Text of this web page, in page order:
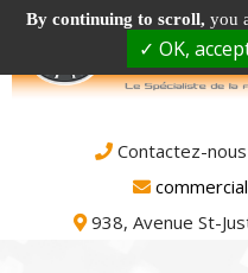
Contactez-nous
938, Avenue St-
By continuing to scroll, you
✓ OK,